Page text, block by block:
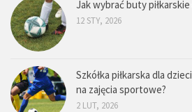
Jak wybrać buty piłkarskie
12 STY, 2026
Szkółka piłkarska dla
na zajęcia sportowe?
2 LUT, 2026